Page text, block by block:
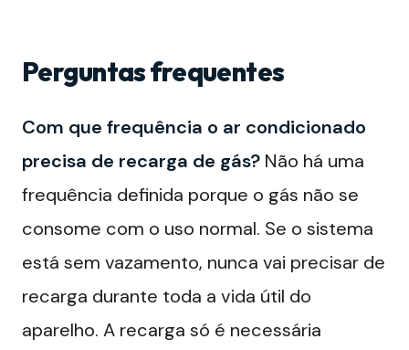
Perguntas frequentes
Com que frequência o ar condicionado
precisa de recarga de gás? Não há uma
frequência definida porque o gás não se
consome com o uso normal. Se o sistema
está sem vazamento, nunca vai precisar de
recarga durante toda a vida útil do
aparelho. A recarga só é necessária